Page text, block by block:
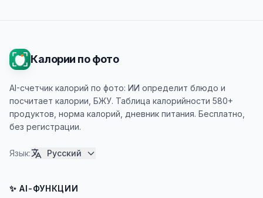
Калории по фото
AI-счетчик калорий по фото: ИИ определит блюдо и
посчитает калории, БЖУ. Таблица калорийности 580+
продуктов, норма калорий, дневник питания. Бесплатно,
без регистрации.
Язык: Русский
✨ AI-ФУНКЦИИ